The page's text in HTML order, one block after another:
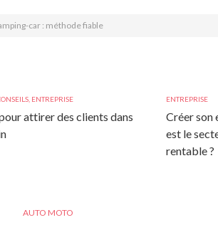
car : méthode fiable
ENTREPRISE
attirer des clients dans
ENTREPRISE
Créer son
est le
rentable ?
AUTO MOTO